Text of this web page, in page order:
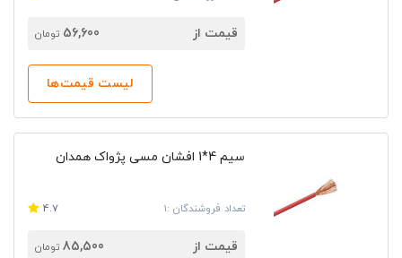
قیمت از 56,600 تومان
لیست قیمت‌ها
سیم 4*1 افشان مسی پژواک همدان
تعداد فروشندگان :1 4.7
قیمت از 85,500 تومان